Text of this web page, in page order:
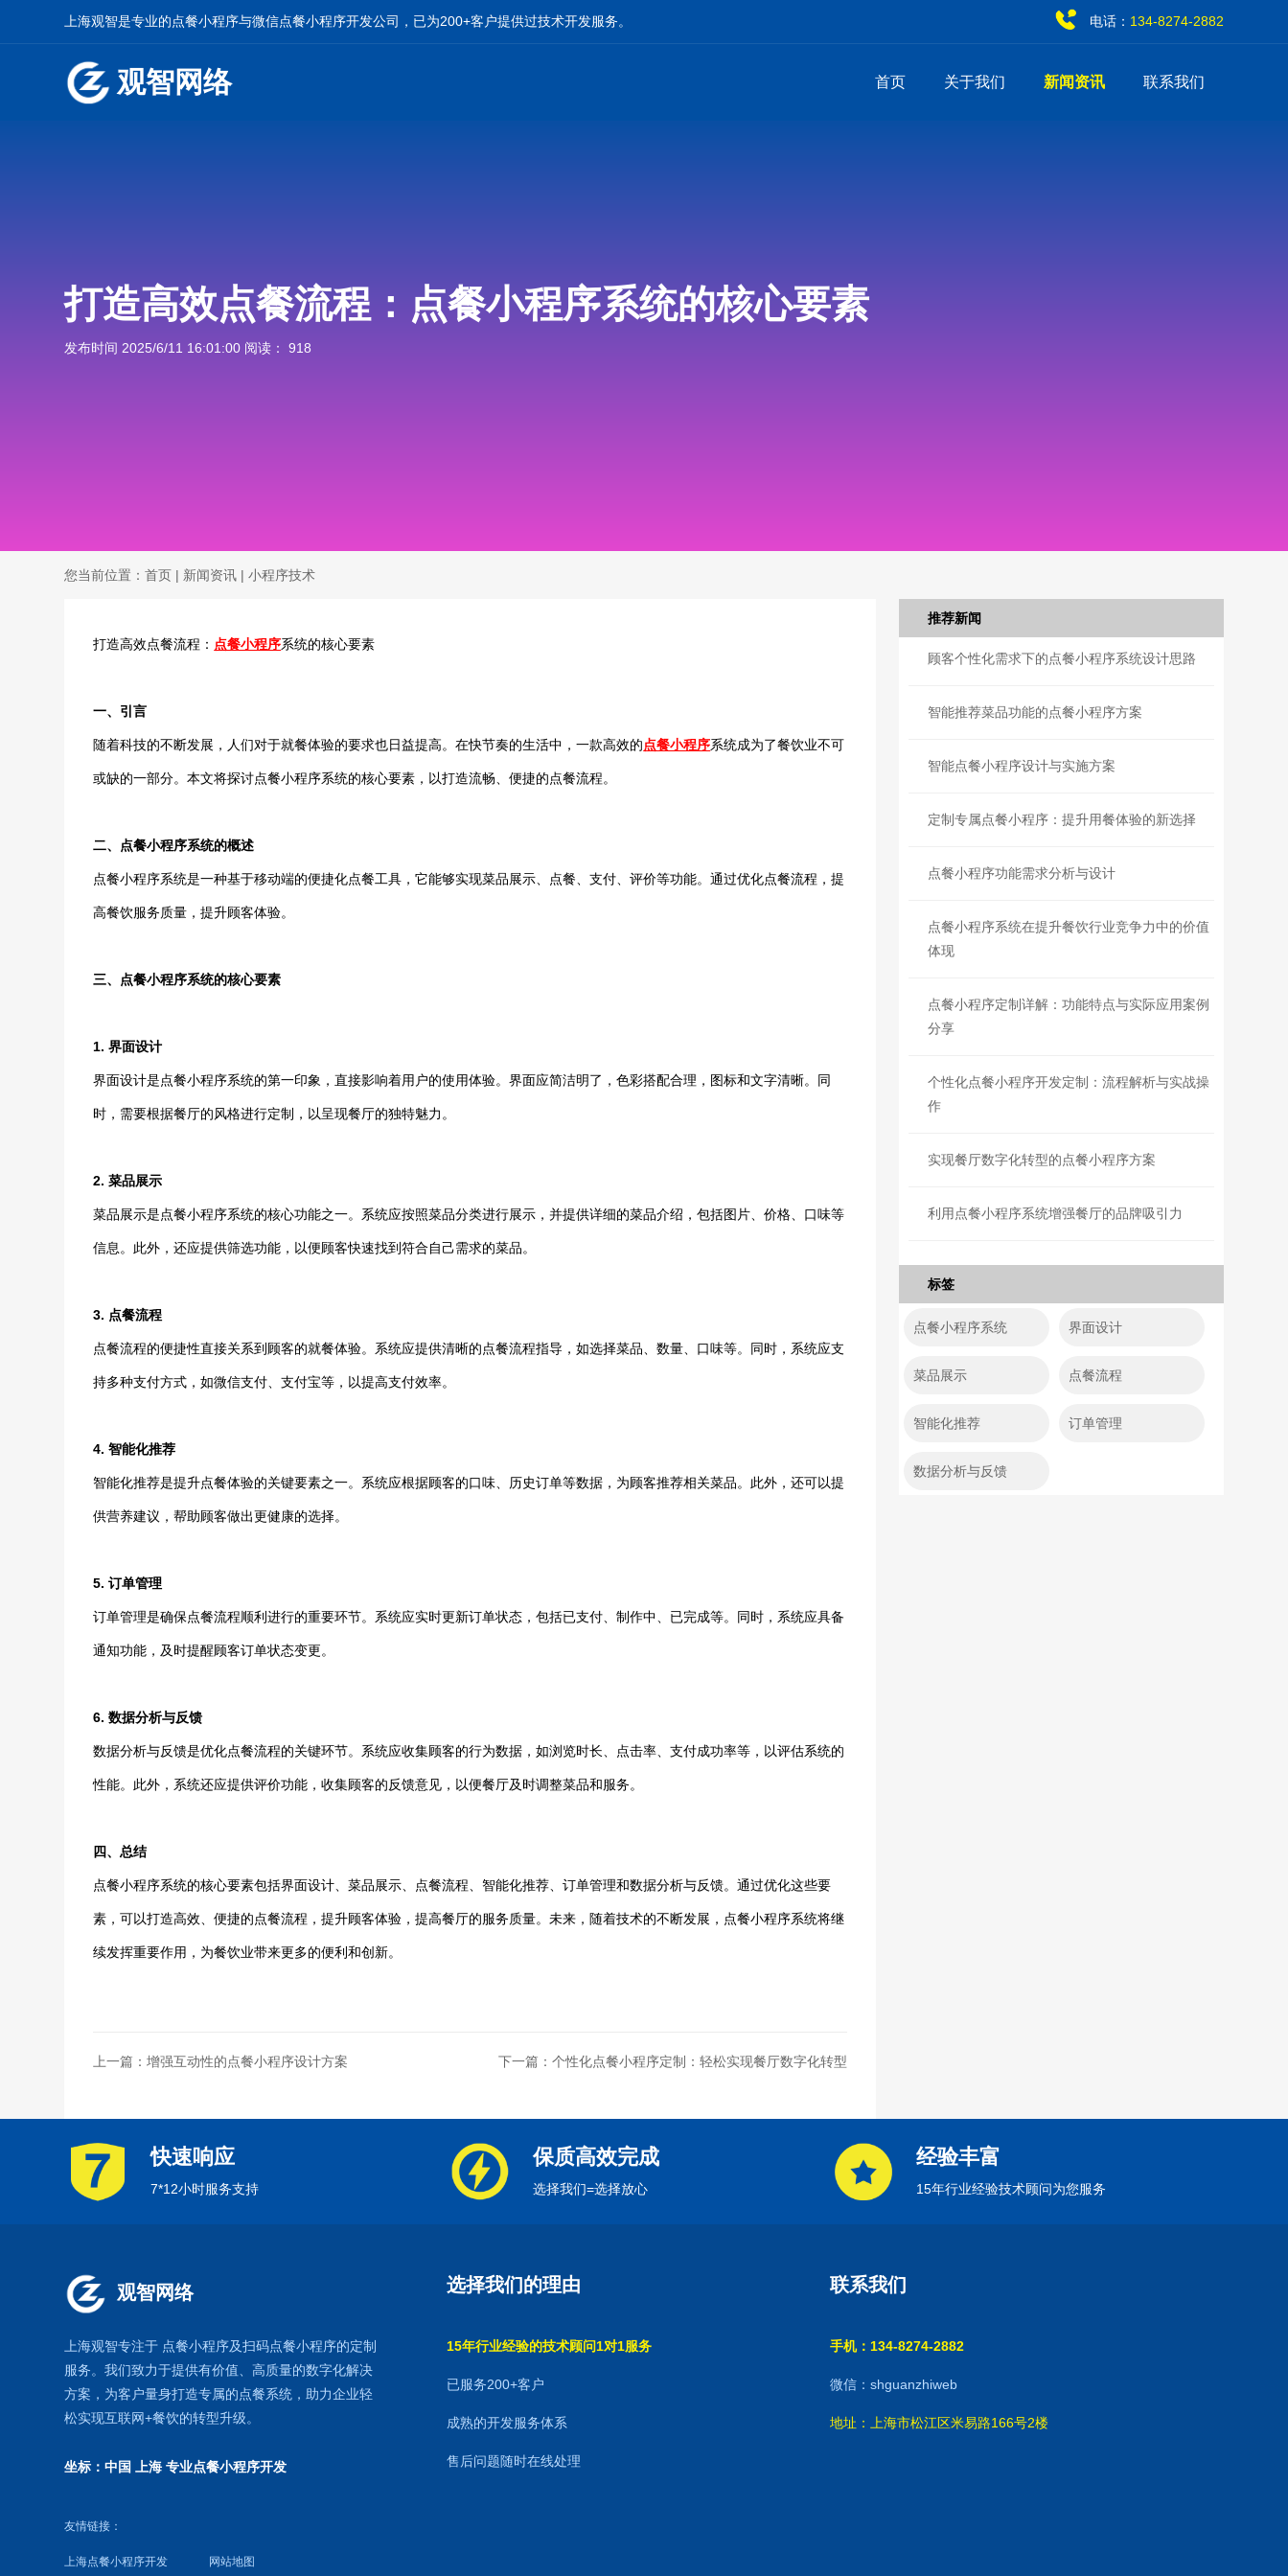
上海观智是专业的点餐小程序与微信点餐小程序开发公司，已为200+客户提供过技术开发服务。 134-8274-2882
电话：
观智网络 首页 关于我们 新闻资讯 联系我们
打造高效点餐流程：点餐小程序系统的核心要素
发布时间 2025/6/11 16:01:00 阅读： 918
您当前位置：首页 | 新闻资讯 | 小程序技术
打造高效点餐流程： 点餐小程序系统的核心要素
一、引言
随着科技的不断发展，人们对于就餐体验的要求也日益提高。在快节奏的生活中，一款高效的点餐小程序系统成为了餐饮业不可
或缺的一部分。本文将探讨点餐小程序系统的核心要素，以打造流畅、便捷的点餐流程。
二、点餐小程序系统的概述
点餐小程序系统是一种基于移动端的便捷化点餐工具，它能够实现菜品展示、点餐、支付、评价等功能。通过优化点餐流程，提
高餐饮服务质量，提升顾客体验。
三、点餐小程序系统的核心要素
1. 界面设计
界面设计是点餐小程序系统的第一印象，直接影响着用户的使用体验。界面应简洁明了，色彩搭配合理，图标和文字清晰。同
时，需要根据餐厅的风格进行定制，以呈现餐厅的独特魅力。
2. 菜品展示
菜品展示是点餐小程序系统的核心功能之一。系统应按照菜品分类进行展示，并提供详细的菜品介绍，包括图片、价格、口味等
信息。此外，还应提供筛选功能，以便顾客快速找到符合自己需求的菜品。
3. 点餐流程
点餐流程的便捷性直接关系到顾客的就餐体验。系统应提供清晰的点餐流程指导，如选择菜品、数量、口味等。同时，系统应支
持多种支付方式，如微信支付、支付宝等，以提高支付效率。
4. 智能化推荐
智能化推荐是提升点餐体验的关键要素之一。系统应根据顾客的口味、历史订单等数据，为顾客推荐相关菜品。此外，还可以提
供营养建议，帮助顾客做出更健康的选择。
5. 订单管理
订单管理是确保点餐流程顺利进行的重要环节。系统应实时更新订单状态，包括已支付、制作中、已完成等。同时，系统应具备
通知功能，及时提醒顾客订单状态变更。
6. 数据分析与反馈
数据分析与反馈是优化点餐流程的关键环节。系统应收集顾客的行为数据，如浏览时长、点击率、支付成功率等，以评估系统的
性能。此外，系统还应提供评价功能，收集顾客的反馈意见，以便餐厅及时调整菜品和服务。
四、总结
点餐小程序系统的核心要素包括界面设计、菜品展示、点餐流程、智能化推荐、订单管理和数据分析与反馈。通过优化这些要
素，可以打造高效、便捷的点餐流程，提升顾客体验，提高餐厅的服务质量。未来，随着技术的不断发展，点餐小程序系统将继
续发挥重要作用，为餐饮业带来更多的便利和创新。
上一篇：增强互动性的点餐小程序设计方案 下一篇：个性化点餐小程序定制：轻松实现餐厅数字化转型
推荐新闻
顾客个性化需求下的点餐小程序系统设计思路
智能推荐菜品功能的点餐小程序方案
智能点餐小程序设计与实施方案
定制专属点餐小程序：提升用餐体验的新选择
点餐小程序功能需求分析与设计
点餐小程序系统在提升餐饮行业竞争力中的价值
体现
点餐小程序定制详解：功能特点与实际应用案例
分享
个性化点餐小程序开发定制：流程解析与实战操
作
实现餐厅数字化转型的点餐小程序方案
利用点餐小程序系统增强餐厅的品牌吸引力
标签
点餐小程序系统 界面设计
菜品展示 点餐流程
智能化推荐 订单管理
数据分析与反馈
快速响应
7*12小时服务支持
保质高效完成
选择我们=选择放心
经验丰富
15年行业经验技术顾问为您服务
观智网络
上海观智专注于 点餐小程序及扫码点餐小程序的定制
服务。我们致力于提供有价值、高质量的数字化解决
方案，为客户量身打造专属的点餐系统 ，助力企业轻
松实现互联网+餐饮的转型升级。
坐标：中国 上海专业点餐小程序开发
选择我们的理由
15年行业经验的技术顾问1对1服务
已服务200+客户
成熟的开发服务体系
售后问题随时在线处理
联系我们
手机：134-8274-2882
微信：shguanzhiweb
地址：上海市松江区米易路166号2楼
友情链接：
上海点餐小程序开发 网站地图